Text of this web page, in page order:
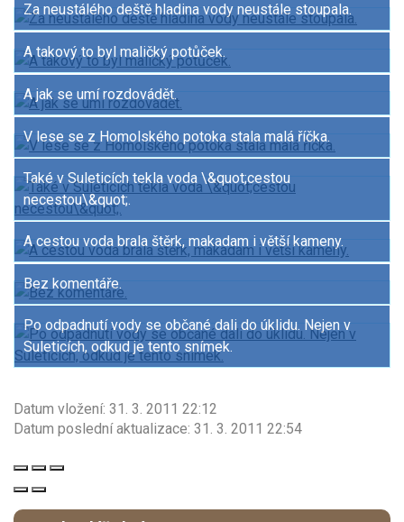
Za neustálého deště hladina vody neustále stoupala.
A takový to byl maličký potůček.
A jak se umí rozdovádět.
V lese se z Homolského potoka stala malá říčka.
Také v Suleticích tekla voda \&quot;cestou
necestou\&quot;.
A cestou voda brala štěrk, makadam i větší kameny.
Bez komentáře.
Po odpadnutí vody se občané dali do úklidu. Nejen v
Suleticích, odkud je tento snímek.
Datum vložení: 31. 3. 2011 22:12
Datum poslední aktualizace: 31. 3. 2011 22:54